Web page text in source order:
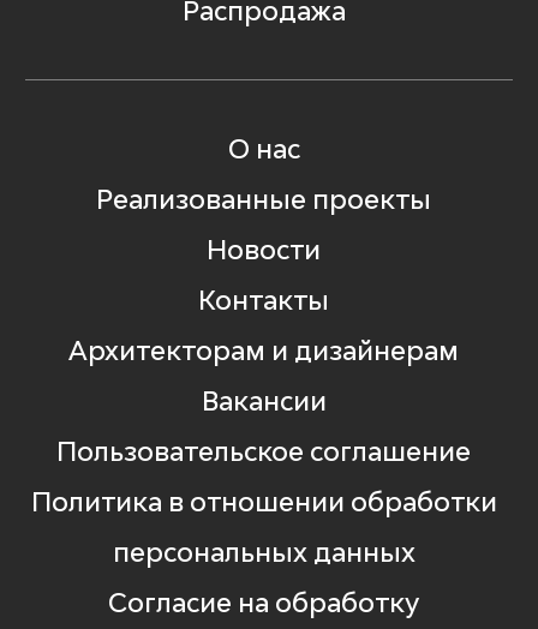
Распродажа
О нас
Реализованные проекты
Новости
Контакты
Архитекторам и дизайнерам
Вакансии
Пользовательское соглашение
Политика в отношении обработки
персональных данных
Согласие на обработку